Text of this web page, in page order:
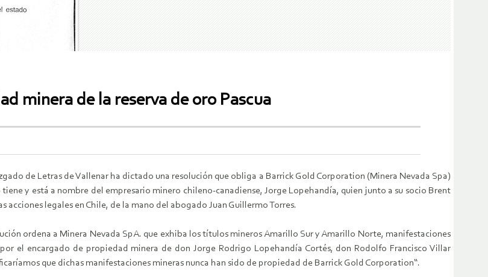
minera de la reserva de oro Pascua
de Letras de Vallenar ha dictado una resolución que obliga a Barrick Gold Corporation (Minera Nevada Spa)
y está a nombre del empresario minero chileno-canadiense, Jorge Lopehandía, quien junto a su socio Brent
acciones legales en Chile, de la mano del abogado Juan Guillermo Torres.
ordena a Minera Nevada SpA. que exhiba los títulos mineros Amarillo Sur y Amarillo Norte, manifestaciones
el encargado de propiedad minera de don Jorge Rodrigo Lopehandía Cortés, don Rodolfo Francisco Villar
que dichas manifestaciones mineras nunca han sido de propiedad de Barrick Gold Corporation“.